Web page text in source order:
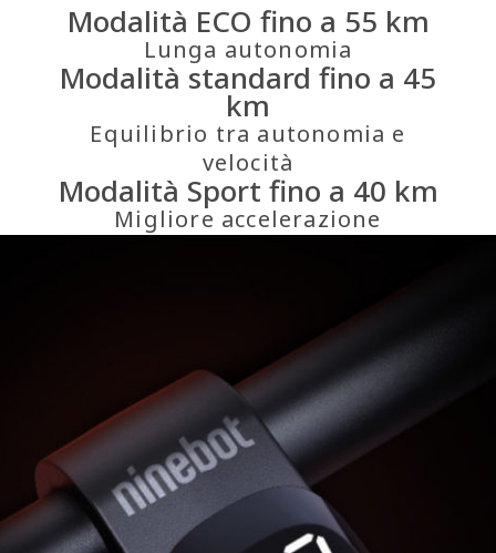
Modalità ECO fino a 55 km
Lunga autonomia
Modalità standard fino a 45
km
Equilibrio tra autonomia e
velocità
Modalità Sport fino a 40 km
Migliore accelerazione